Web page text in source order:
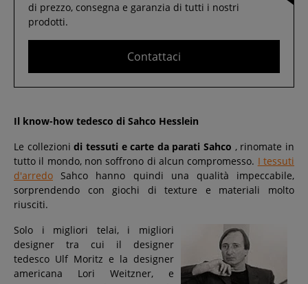
di prezzo, consegna e garanzia di tutti i nostri
prodotti.
Contattaci
Il know-how tedesco di Sahco Hesslein
Le collezionidi tessuti e carte da parati Sahco , rinomate in
tutto il mondo, non soffrono di alcun compromesso. I tessuti
d'arredo Sahco hanno quindi una qualità impeccabile,
sorprendendo con giochi di texture e materiali molto
riusciti.
Solo i migliori telai, i migliori
designer tra cui il designer
tedesco Ulf Moritz e la designer
americana Lori Weitzner, e